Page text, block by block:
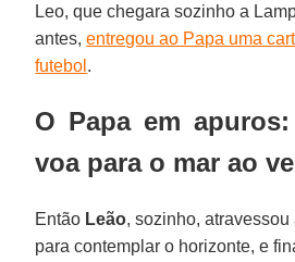
Leo, que chegara sozinho a
antes,entregou ao Papa uma
futebol .
O Papa em
voa para o mar ao
Então Leão, sozinho,
para contemplar o horizonte, e